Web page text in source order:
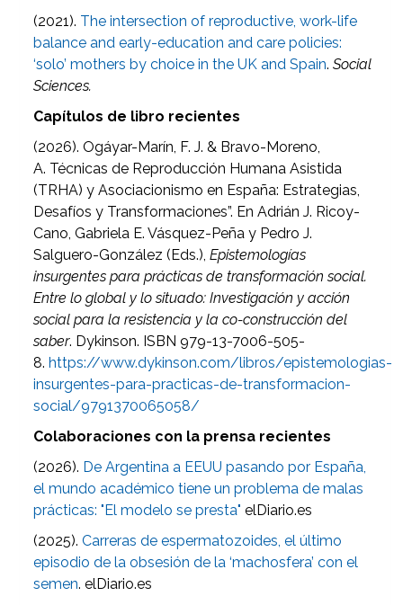
(2021). The intersection of reproductive, work-life
balance and early-education and care policies:
‘solo’ mothers by choice in the UK and Spain.Social
Sciences.
Capítulos de libro recientes
(2026).Ogáyar-Marín, F. J. & Bravo-Moreno,
A. Técnicas de Reproducción Humana Asistida
(TRHA) y Asociacionismo en España: Estrategias,
Desafíos y Transformaciones”. En Adrián J. Ricoy-
Cano, Gabriela E. Vásquez-Peña y Pedro J.
Salguero-González (Eds.),Epistemologías
insurgentes para prácticas de transformación social.
Entre lo global y lo situado: Investigación y acción
social para la resistencia y la co-construcción del
saber. Dykinson. ISBN 979-13-7006-505-
8.https://www.dykinson.com/libros/epistemologias-
insurgentes-para-practicas-de-transformacion-
social/9791370065058/
Colaboraciones con la prensa recientes
(2026). De Argentina a EEUU pasando por España,
el mundo académico tiene un problema de malas
prácticas: "El modelo se presta" elDiario.es
(2025).Carreras de espermatozoides, el último
episodio de la obsesión de la ‘machosfera’ con el
semen. elDiario.es